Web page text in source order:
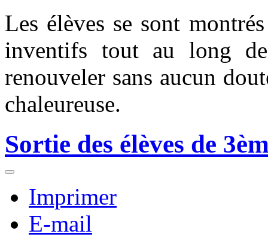
Les élèves se sont
inventifs tout au long
renouveler sans aucun
chaleureuse.
Sortie des élèves de
Imprimer
E-mail